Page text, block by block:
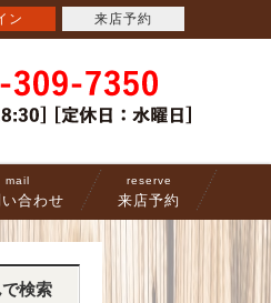
mail
合わせ
reserve
来店予約
検索
ン 来店予約